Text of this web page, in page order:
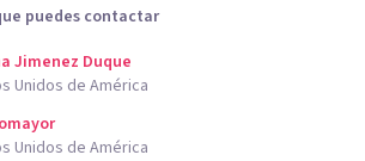
puedes contactar
Jimenez Duque
Unidos de América
Unidos de América